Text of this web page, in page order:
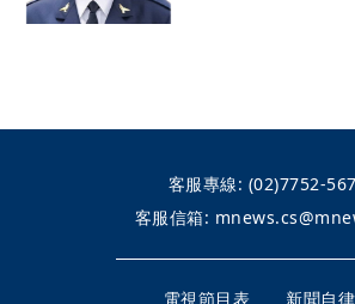
客服專線: (02)7752-
客服信箱:
電視節目表
新聞自律